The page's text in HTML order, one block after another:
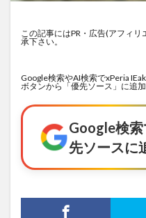
この記事にはPR・広告(アフィ
承下さい。
Google検索やAI検索でxPeria
ボタンから「優先ソース」に追加
Google検
先ソースに